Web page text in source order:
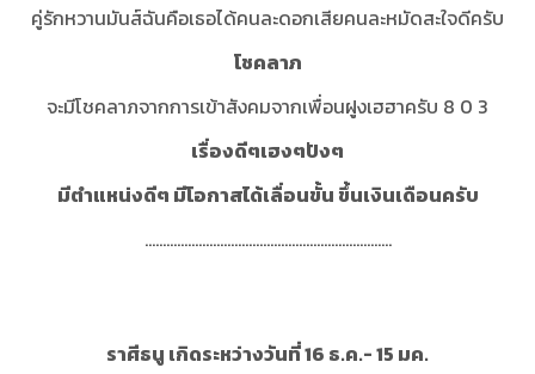
คู่รักหวานมันส์ฉันคือเธอได้คนละดอกเสียคนละหมัดสะใจดีครับ
โชคลาภ
จะมีโชคลาภจากการเข้าสังคมจากเพื่อนฝูงเฮฮาครับ 8 0 3
เรื่องดีๆเฮงๆปังๆ
มีตำแหน่งดีๆ มีโอกาสได้เลื่อนขั้น ขึ้นเงินเดือนครับ
.....................................................................
ราศีธนู เกิดระหว่างวันที่ 16 ธ.ค.- 15 มค.